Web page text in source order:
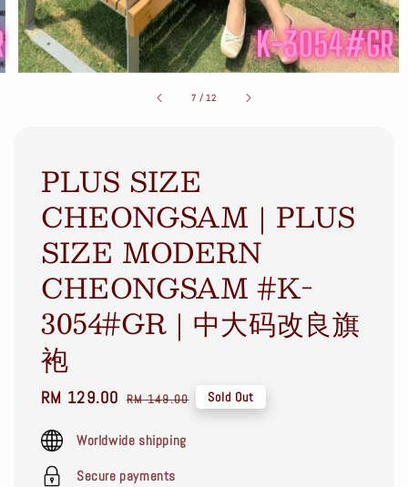
7 /12
PLUS SIZE
CHEONGSAM｜PLUS
SIZE MODERN
CHEONGSAM #K-
3054#GR｜中大码改良旗
袍
Sale
RM 129.00 Regular
RM 149.00 Sold Out
Worldwide shipping
Secure payments